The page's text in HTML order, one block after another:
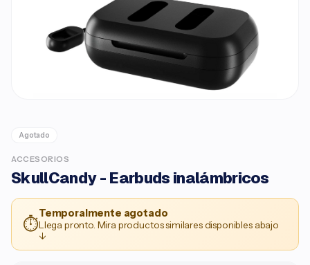
Agotado
ACCESORIOS
SkullCandy - Earbuds inalámbricos
⏱
Temporalmente agotado
Llega pronto. Mira productos similares disponibles abajo
↓